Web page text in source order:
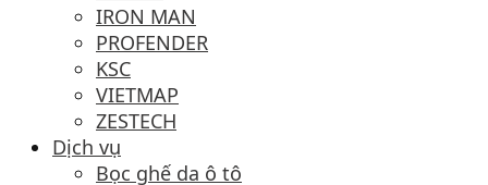
IRON MAN
PROFENDER
KSC
VIETMAP
ZESTECH
Dịch vụ
Bọc ghế da ô tô